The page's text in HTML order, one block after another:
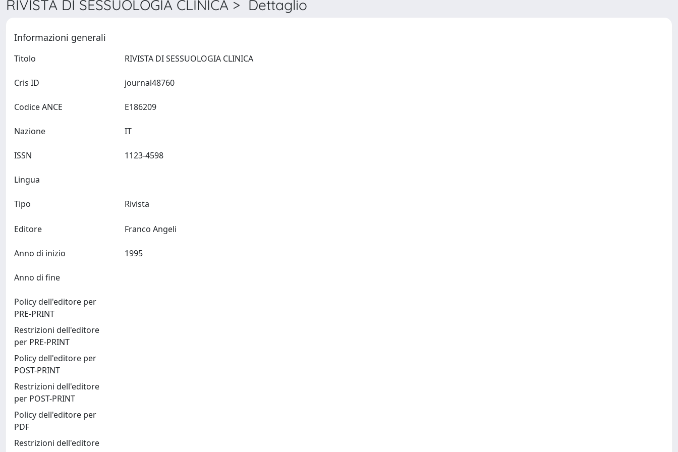
RIVISTA DI SESSUOLOGIA CLINICA > Dettaglio
Informazioni generali
Titolo
Cris ID
Codice ANCE
Nazione
ISSN
Lingua
Tipo Rivista
Editore
Anno di inizio
Anno di fine
Policy dell'editore per
PRE-PRINT
Restrizioni dell'editore
per PRE-PRINT
Policy dell'editore per
POST-PRINT
Restrizioni dell'editore
per POST-PRINT
Policy dell'editore per
PDF
Restrizioni dell'editore